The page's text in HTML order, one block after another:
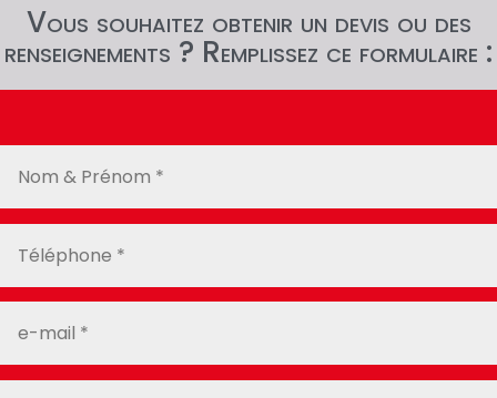
Vous souhaitez obtenir un devis ou des
renseignements ? Remplissez ce formulaire :